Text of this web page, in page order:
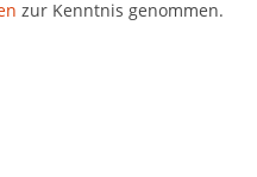
zur Kenntnis genommen.